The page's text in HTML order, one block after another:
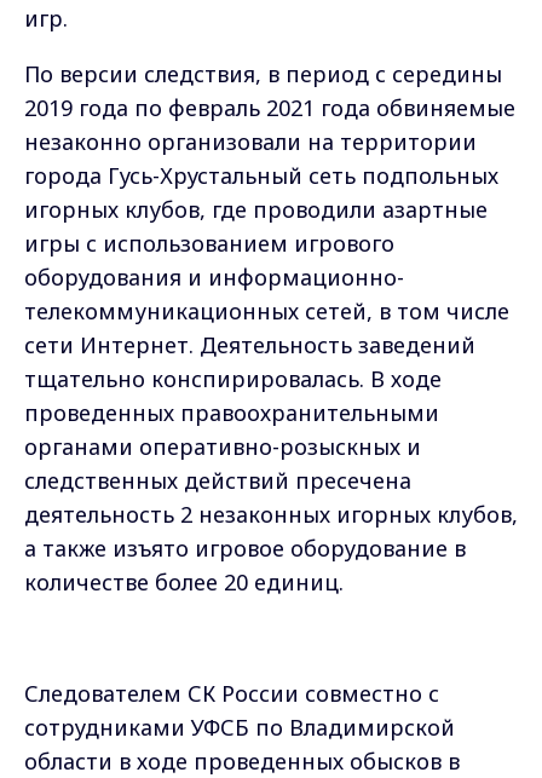
игр.
По версии следствия, в период с середины
2019 года по февраль 2021 года обвиняемые
незаконно организовали на территории
города Гусь-Хрустальный сеть подпольных
игорных клубов, где проводили азартные
игры с использованием игрового
оборудования и информационно-
телекоммуникационных сетей, в том числе
сети Интернет. Деятельность заведений
тщательно конспирировалась. В ходе
проведенных правоохранительными
органами оперативно-розыскных и
следственных действий пресечена
деятельность 2 незаконных игорных клубов,
а также изъято игровое оборудование в
количестве более 20 единиц.
Следователем СК России совместно с
сотрудниками УФСБ по Владимирской
области в ходе проведенных обысков в